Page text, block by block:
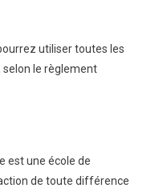
utiliser toutes les
le règlement
est une école de
de toute différence